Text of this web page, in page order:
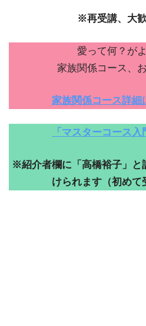
※再受講、大
愛って何？が
家族関係コース、
家族関係コース詳細
「マスターコース入
※紹介者欄に「高橋裕子」と
けられます（初めて